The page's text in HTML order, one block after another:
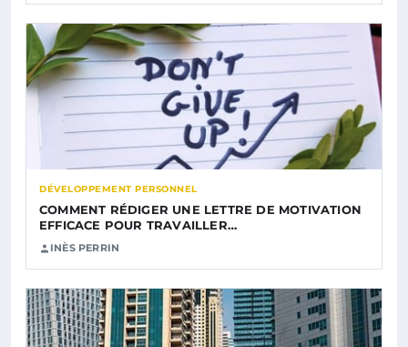
DÉVELOPPEMENT PERSONNEL
COMMENT RÉDIGER UNE LETTRE DE MOTIVATION
EFFICACE POUR TRAVAILLER…
INÈS PERRIN